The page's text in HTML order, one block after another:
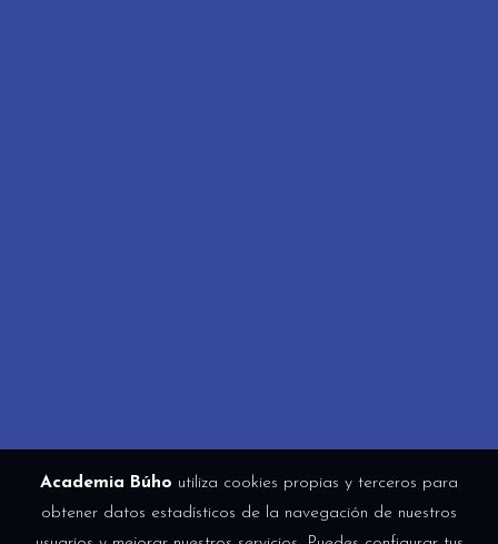
Academia Búho utiliza cookies propias y terceros para
obtener datos estadísticos de la navegación de nuestros